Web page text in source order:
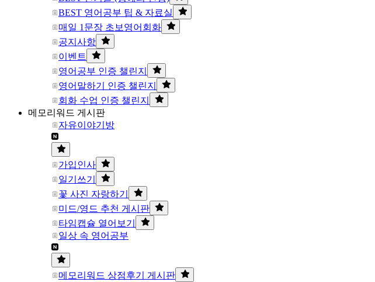
BEST 영어공부 팁 & 자료실
매일 1문장 초보영어회화
공지사항
이벤트
영어공부 인증 챌린지
영어말하기 인증 챌린지
회화 수업 인증 챌린지
메모리워드 게시판
자유이야기방
가입인사
일기쓰기
꽃 사진 자랑하기
미드/영드 추천 게시판
타임캡슐 열어보기
일상 속 영어공부
메모리워드 상점후기 게시판